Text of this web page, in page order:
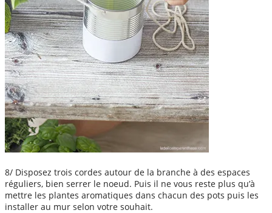
8/ Disposez trois cordes autour de la branche à des espaces
réguliers, bien serrer le noeud. Puis il ne vous reste plus qu’à
mettre les plantes aromatiques dans chacun des pots puis les
installer au mur selon votre souhait.